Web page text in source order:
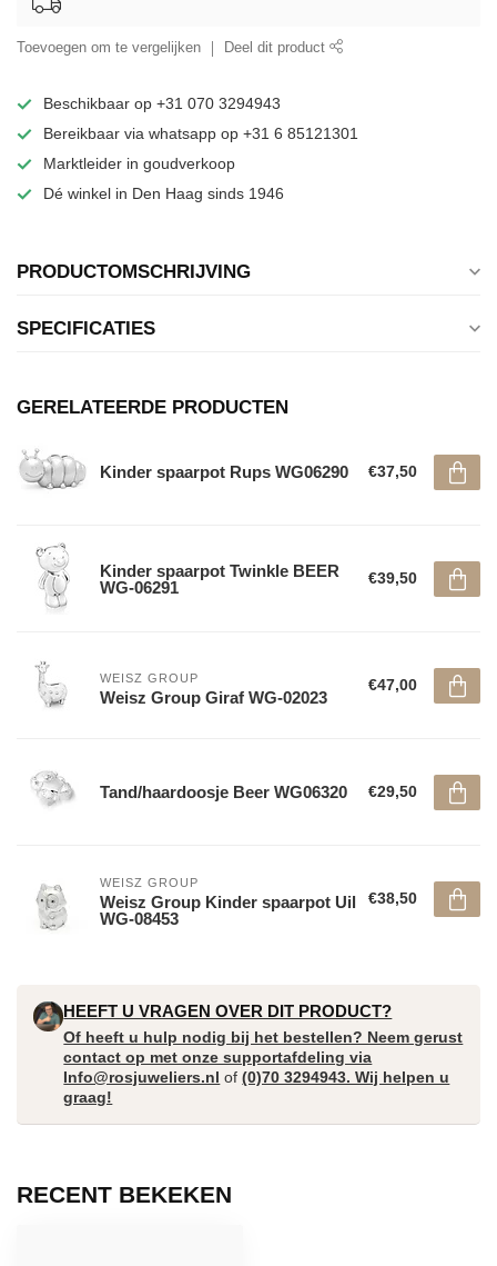
Toevoegen om te vergelijken Deel dit product
Beschikbaar op +31 070 3294943
Bereikbaar via whatsapp op +31 6 85121301
Marktleider in goudverkoop
Dé winkel in Den Haag sinds 1946
PRODUCTOMSCHRIJVING
SPECIFICATIES
GERELATEERDE PRODUCTEN
Kinder spaarpot Rups WG06290 €37,50
Kinder spaarpot Twinkle BEER
WG-06291
€39,50
WEISZ GROUP
Weisz Group Giraf WG-02023
€47,00
Tand/haardoosje Beer WG06320 €29,50
WEISZ GROUP
Weisz Group Kinder spaarpot Uil
WG-08453
€38,50
HEEFT U VRAGEN OVER DIT PRODUCT?
Of heeft u hulp nodig bij het bestellen? Neem gerust
contact op met onze supportafdeling via
Info@rosjuweliers.nl of(0)70 3294943. Wij helpen u
graag!
RECENT BEKEKEN